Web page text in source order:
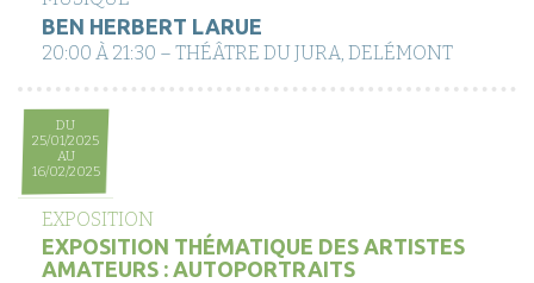
BEN HERBERT LARUE
20:00 À 21:30 – THÉÂTRE DU JURA, DELÉMONT
DU
25/01/2025
AU
16/02/2025
EXPOSITION
EXPOSITION THÉMATIQUE DES ARTISTES
AMATEURS : AUTOPORTRAITS